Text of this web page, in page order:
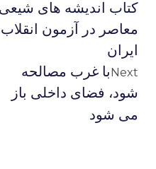
کتاب اندیشه های شیعی
معاصر در آزمون انقلاب
ایران
Nextبا غرب مصالحه
شود، فضای داخلی باز
می شود